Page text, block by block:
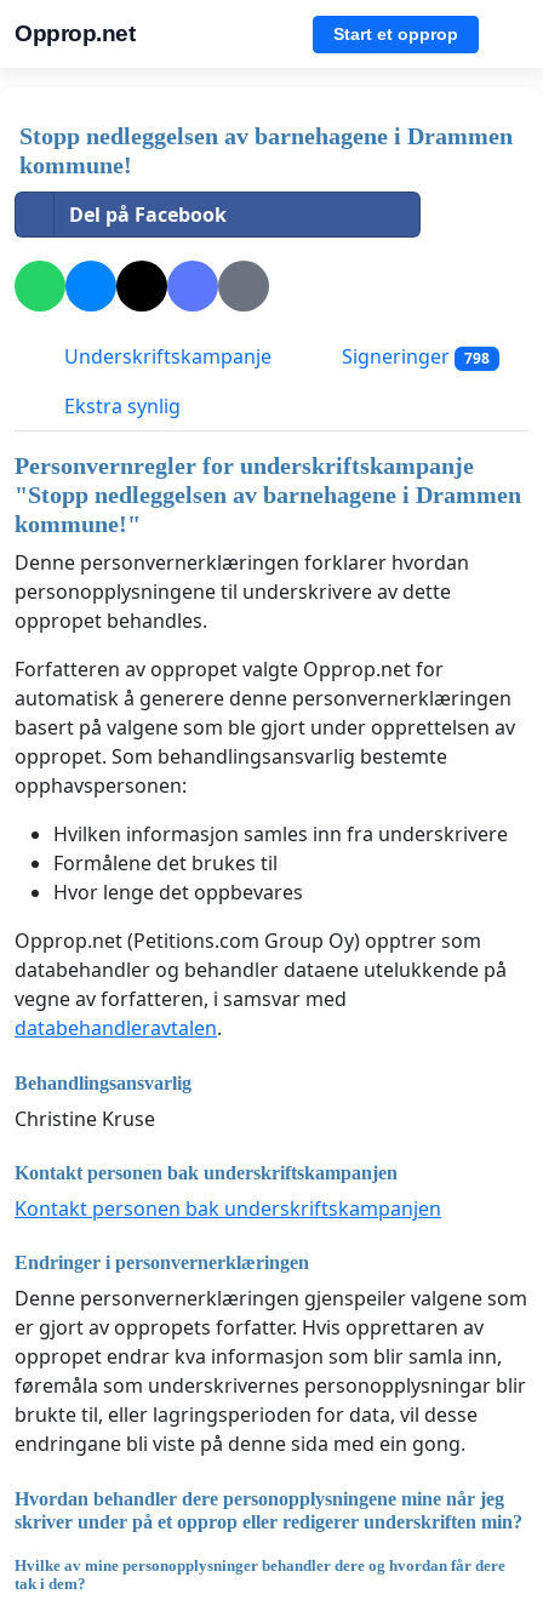
Opprop.net Start et opprop
Stopp nedleggelsen av barnehagene i Drammen
kommune!
Del på Facebook
Underskriftskampanje Signeringer 798
Ekstra synlig
Personvernregler for underskriftskampanje
"Stopp nedleggelsen av barnehagene i Drammen
kommune!"
Denne personvernerklæringen forklarer hvordan
personopplysningene til underskrivere av dette
oppropet behandles.
Forfatteren av oppropet valgte Opprop.net for
automatisk å generere denne personvernerklæringen
basert på valgene som ble gjort under opprettelsen av
oppropet. Som behandlingsansvarlig bestemte
opphavspersonen:
Hvilken informasjon samles inn fra underskrivere
Formålene det brukes til
Hvor lenge det oppbevares
Opprop.net (Petitions.com Group Oy) opptrer som
databehandler og behandler dataene utelukkende på
vegne av forfatteren, i samsvar med
databehandleravtalen.
Behandlingsansvarlig
Christine Kruse
Kontakt personen bak underskriftskampanjen
Kontakt personen bak underskriftskampanjen
Endringer i personvernerklæringen
Denne personvernerklæringen gjenspeiler valgene som
er gjort av oppropets forfatter. Hvis opprettaren av
oppropet endrar kva informasjon som blir samla inn,
føremåla som underskrivernes personopplysningar blir
brukte til, eller lagringsperioden for data, vil desse
endringane bli viste på denne sida med ein gong.
Hvordan behandler dere personopplysningene mine når jeg
skriver under på et opprop eller redigerer underskriften min?
Hvilke av mine personopplysninger behandler dere og hvordan får dere
tak i dem?